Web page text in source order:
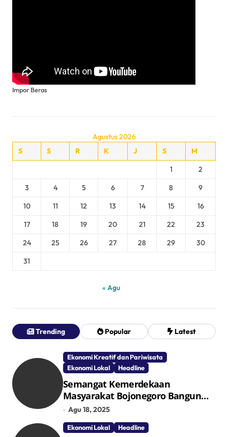
Impor Beras
Agustus 2026
S
S R K J S
M
1
2
3
4 5 6 7 8
9
10
11 12 13 14 15
16
17
18 19 20 21 22
23
24
25 26 27 28 29
30
31
« Agu
Trending Popular Latest
Ekonomi Kreatif dan Pariwisata
Ekonomi Lokal
Headline
Semangat Kemerdekaan
Masyarakat Bojonegoro Bangun
Desa Mandiri Ekonomi
Agu 18, 2025
Ekonomi Lokal Headline